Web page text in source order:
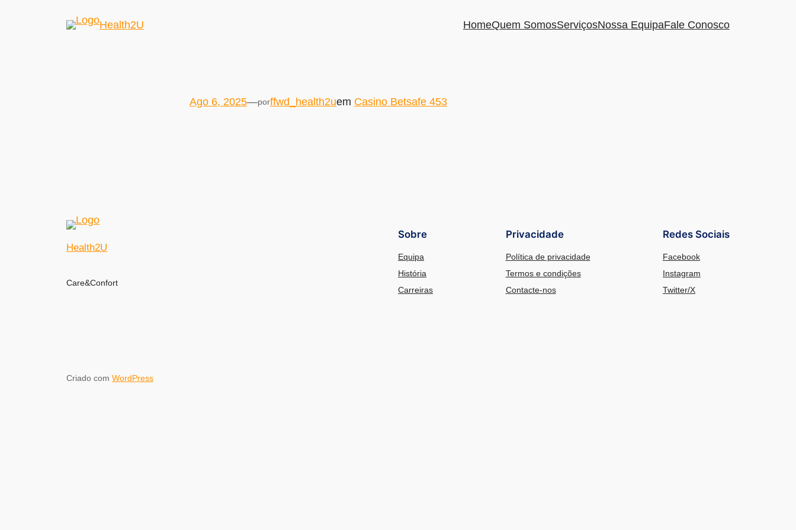
Health2U HomeQuem SomosServiçosNossa EquipaFale Conosco
Ago 6, 2025—porffwd_health2uem Casino Betsafe 453
Health2U
Care&Confort
Sobre
Equipa
História
Carreiras
Privacidade
Política de privacidade
Termos e condições
Contacte-nos
Redes Sociais
Facebook
Instagram
Twitter/X
Criado com WordPress